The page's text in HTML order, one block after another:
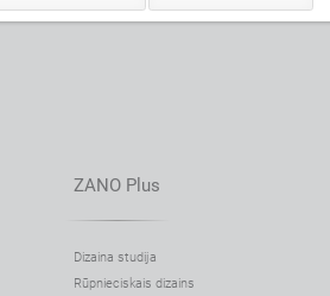
ZANO Plus
Dizaina studija
Rūpnieciskais dizains